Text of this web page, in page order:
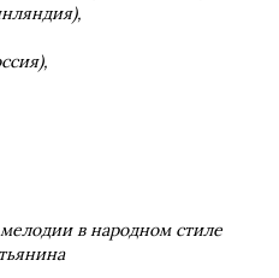
внародном стиле